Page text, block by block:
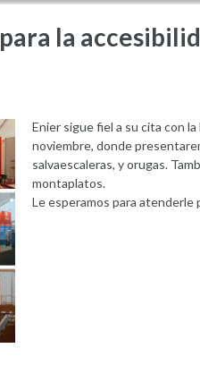
la
Enier sigue fiel a su cita con
noviembre, donde
salvaescaleras, y orugas.
montaplatos.
Le esperamos para atenderle